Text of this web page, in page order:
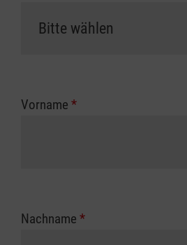
Vorname *
Nachname *